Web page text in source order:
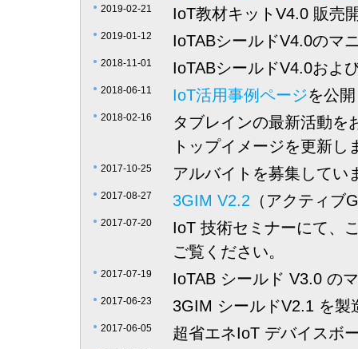
2019-02-21 IoT教材キットV4.0 販売
2019-01-12 IoTABシールドV4.0のマ
2018-11-01 IoTABシールドV4.0およ
2018-06-11 IoT活用事例ページを公
2018-02-16
タブレインの最新活動を
トップイメージを更新し
2017-10-25 アルバイトを募集してい
2017-08-27 3GIM V2.2 （アクティブ
2017-07-20
IoT 技術セミナーにて、
ご覧ください。
2017-07-19 IoTAB シールド V3.0 の
2017-06-23 3GIM シールドV2.1 を製
2017-06-05 超省エネIoT デバイスボ